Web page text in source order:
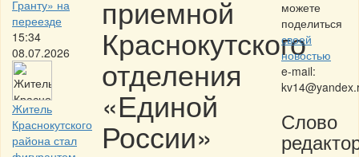
Гранту» на
переезде
15:34
08.07.2026
Житель
Краснокутского
района стал
приемной
Краснокутского
отделения
«Единой
России»
можете
поделиться
своей
новостью
e-mail:
Слово